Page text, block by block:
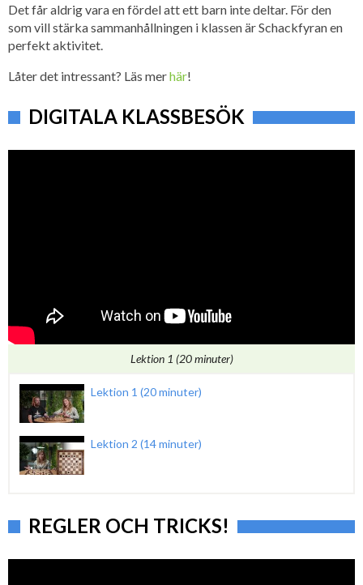
Det får aldrig vara en fördel att ett barn inte deltar. För den
som vill stärka sammanhållningen i klassen är Schackfyran en
perfekt aktivitet.
Låter det intressant? Läs merhär!
DIGITALA KLASSBESÖK
Lektion 1 (20 minuter)
Lektion 1 (20 minuter)
Lektion 2 (14 minuter)
REGLER OCH TRICKS!